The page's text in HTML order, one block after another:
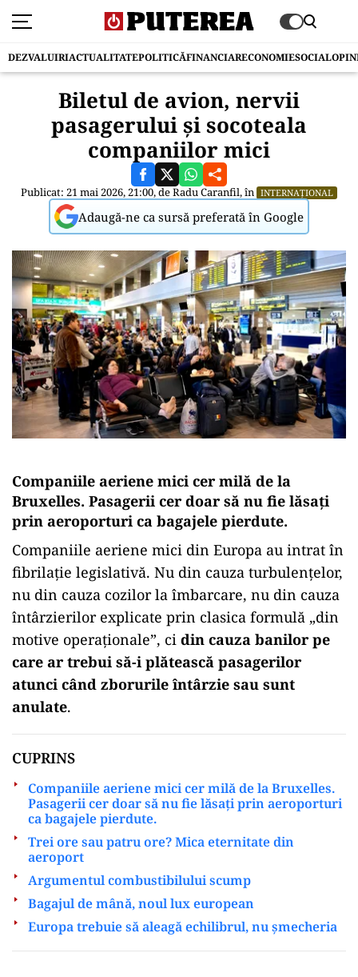
DEZVALUIRIACTUALITATEPOLITICĂFINANCIARECONOMIESOCIAL
Biletul de avion, nervii
pasagerului și socoteala
companiilor mici
Publicat: 21 mai 2026, 21:00, deRadu Caranfil, în INTERNAȚIONAL
Adaugă-ne ca sursă preferată în Google
Companiile aeriene mici cer milă de la
Bruxelles. Pasagerii cer doar să nu fie lăsați
prin aeroporturi ca bagajele pierdute.
Companiile aeriene mici din Europa au intrat în
fibrilație legislativă. Nu din cauza turbulențelor,
nu din cauza cozilor la îmbarcare, nu din cauza
întârzierilor explicate prin clasica formulă „din
motive operaționale”, ci din cauza banilor pe
care ar trebui să-i plătească pasagerilor
atunci când zborurile întârzie sau sunt
anulate.
CUPRINS
Companiile aeriene mici cer milă de la Bruxelles.
Pasagerii cer doar să nu fie lăsați prin aeroporturi
ca bagajele pierdute.
Trei ore sau patru ore? Mica eternitate din
aeroport
Argumentul combustibilului scump
Bagajul de mână, noul lux european
Europa trebuie să aleagă echilibrul, nu șmecheria